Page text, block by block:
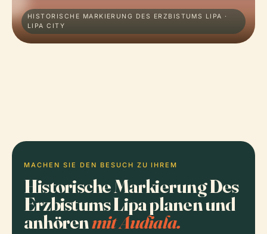
HISTORISCHE MARKIERUNG DES ERZBISTUMS LIPA ·
LIPA CITY
MACHEN SIE DEN BESUCH ZU IHREM
Historische Markierung Des
Erzbistums Lipa planen und
anhörenmit Audiala.